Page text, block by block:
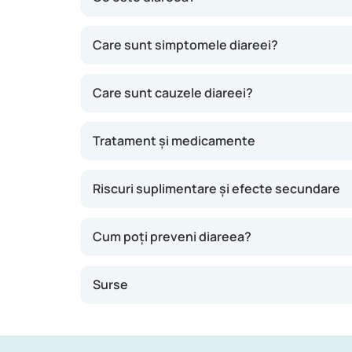
de obicei, trece în câteva zile. Dacă ține mai
Care sunt simptomele diareei?
Care sunt cauzele diareei?
Tratament și medicamente
Riscuri suplimentare și efecte secundare
Cum poți preveni diareea?
Surse